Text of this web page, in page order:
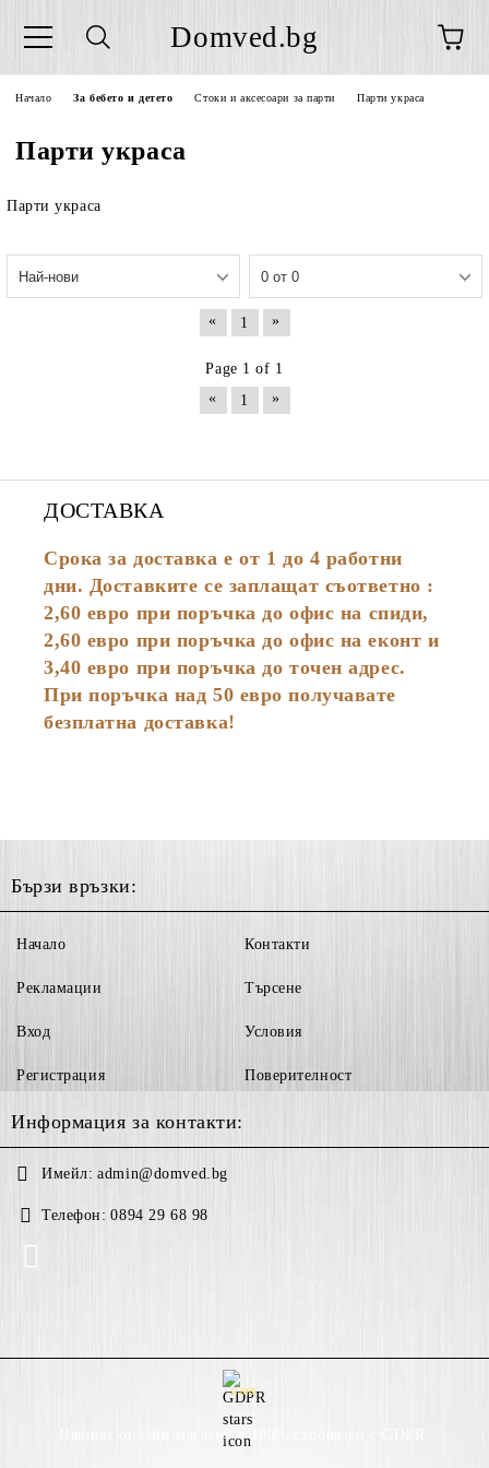
Domved.bg
Начало За бебето и детето Стоки и аксесоари за парти Парти украса
Парти украса
Парти украса
« 1 »
Page 1 of 1
«
1 »
ДОСТАВКА
Срока за доставка е от 1 до 4 работни
дни. Доставките се заплащат съответно :
2,60 евро при поръчка до офис на спиди,
2,60 евро при поръчка до офис на еконт и
3,40 евро при поръчка до точен адрес.
При поръчка над 50 евро получавате
безплатна доставка!
Бързи връзки:
Начало
Рекламации
Вход
Регистрация
Контакти
Търсене
Условия
Поверителност
Информация за контакти:
Имейл: admin@domved.bg
Телефон: 0894 29 68 98
GDPR
Нашият онлайн магазин е 100% съобразен с GDPR.